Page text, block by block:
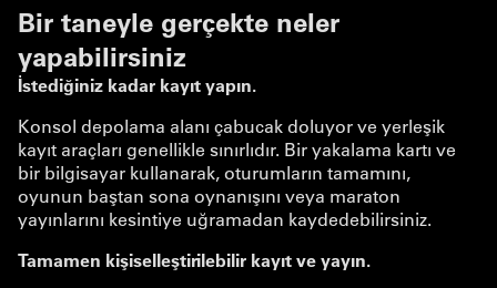
Bir taneyle gerçekte neler
yapabilirsiniz
İstediğiniz kadar kayıt yapın.
Konsol depolama alanı çabucak doluyor ve yerleşik
kayıt araçları genellikle sınırlıdır. Bir yakalama kartı ve
bir bilgisayar kullanarak, oturumların tamamını,
oyunun baştan sona oynanışını veya maraton
yayınlarını kesintiye uğramadan kaydedebilirsiniz.
Tamamen kişiselleştirilebilir kayıt ve yayın.